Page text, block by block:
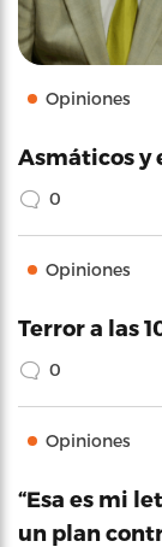
Opiniones
Asmáticos y
0
Opiniones
Terror a las
0
Opiniones
“Esa es mi
un plan